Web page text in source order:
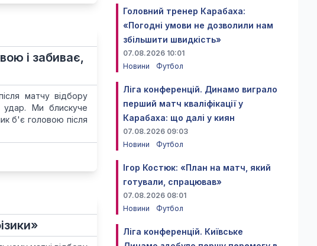
і забиває,
матчу відбору
Ми блискуче
б'є головою після
Головний тренер Карабаха:
«Погодні умови не дозволили нам
збільшити швидкість»
07.08.2026 10:01
Новини
Футбол
Ліга конференцій. Динамо виграло
перший матч кваліфікації у
Карабаха: що далі у киян
07.08.2026 09:03
Новини
Футбол
Ігор Костюк: «План на матч, який
готували, спрацював»
07.08.2026 08:01
Новини
Футбол
Ліга конференцій. Київське